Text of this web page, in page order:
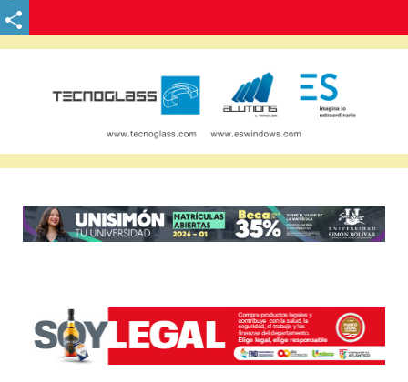
Twitter
Share